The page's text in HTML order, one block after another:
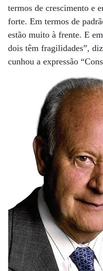
termos de crescimento e
forte. Em termos de
estão muito à frente. E
dois têm fragilidades”,
cunhou a expressão